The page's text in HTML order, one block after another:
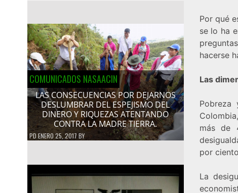
COMUNICADOS NASAACIN
LAS CONSECUENCIAS POR DEJARNOS
DESLUMBRAR DEL ESPEJISMO DEL
DINERO Y RIQUEZAS ATENTANDO
CONTRA LA MADRE TIERRA.
PDENERO 25, 2017 BY
Por qué
se lo ha
hacerse
Las
Pobreza
más de
por
La